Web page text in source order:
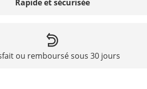
Rapide et sécurisée
ou remboursé sous 30 jours